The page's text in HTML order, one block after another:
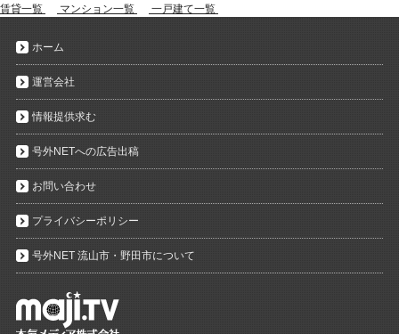
賃貸一覧
マンション一覧 一戸建て一覧
ホーム
運営会社
情報提供求む
号外NETへの広告出稿
お問い合わせ
プライバシーポリシー
号外NET 流山市・野田市について